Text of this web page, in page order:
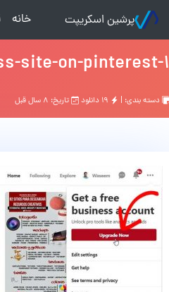
پرشین اسکریپت خانه
(current)
site-on-pinterest-1
دسته بندی: | تاریخ: ۸ سال قبل